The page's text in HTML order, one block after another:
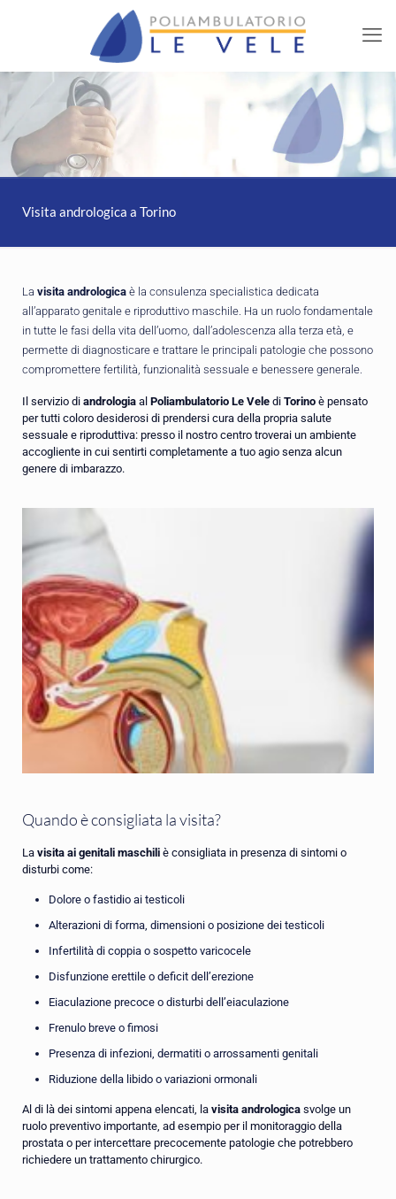
Visita andrologica a Torino
La visita andrologica è la consulenza specialistica dedicata
all’apparato genitale e riproduttivo maschile. Ha un ruolo fondamentale
in tutte le fasi della vita dell’uomo, dall’adolescenza alla terza età, e
permette di diagnosticare e trattare le principali patologie che possono
compromettere fertilità, funzionalità sessuale e benessere generale.
Il servizio di andrologia al Poliambulatorio Le Vele di Torino è pensato
per tutti coloro desiderosi di prendersi cura della propria salute
sessuale e riproduttiva: presso il nostro centro troverai un ambiente
accogliente in cui sentirti completamente a tuo agio senza alcun
genere di imbarazzo.
Quando è consigliata la visita?
La visita ai genitali maschili è consigliata in presenza di sintomi o
disturbi come:
Dolore o fastidio ai testicoli
Alterazioni di forma, dimensioni o posizione dei testicoli
Infertilità di coppia o sospetto varicocele
Disfunzione erettile o deficit dell’erezione
Eiaculazione precoce o disturbi dell’eiaculazione
Frenulo breve o fimosi
Presenza di infezioni, dermatiti o arrossamenti genitali
Riduzione della libido o variazioni ormonali
Al di là dei sintomi appena elencati, la visita andrologica svolge un
ruolo preventivo importante, ad esempio per il monitoraggio della
prostata o per intercettare precocemente patologie che potrebbero
richiedere un trattamento chirurgico.